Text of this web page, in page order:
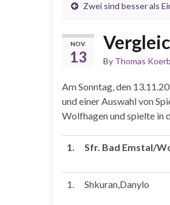
Zwei sind besser als
NOV.
13 By Thomas
Am Sonntag, den
und einer Auswahl von
Wolfhagen und spielte in
1. Sfr. Bad Emstal/
1. Shkuran,Danylo